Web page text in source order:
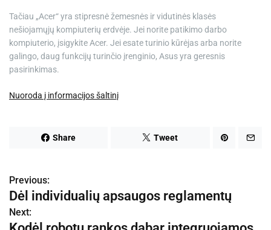
Tačiau „Acer“ yra stipresnė žemesnės ir vidutinės klasės
nešiojamųjų kompiuterių erdvėje. Jei norite patikimo darbo
kompiuterio, įsigykite Acer. Jei esate turinio kūrėjas arba norite
galingo, daug funkcijų turinčio įrenginio, Asus yra geresnis
pasirinkimas.
Nuoroda į informacijos šaltinį
Share Tweet
N
a
Previous:
Dėl individualių apsaugos reglamentų
Next: